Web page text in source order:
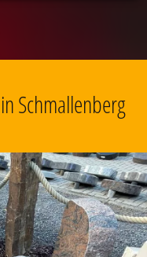
Schmallenberg